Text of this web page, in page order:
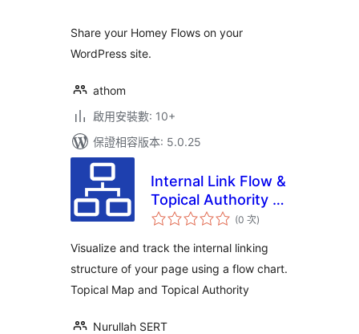
Share your Homey Flows on your
WordPress site.
athom
啟用安裝數: 10+
保證相容版本: 5.0.25
Internal Link Flow &
Topical Authority &
Topical Map (0 次評
分
數
)
Visualize and track the internal linking
structure of your page using a flow chart.
Topical Map and Topical Authority
Nurullah SERT